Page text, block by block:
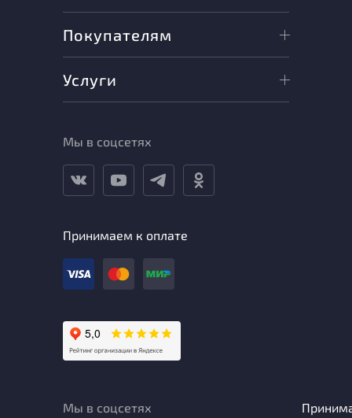
Покупателям
Услуги
Мы в соцсетях
Принимаем к оплате
Мы в соцсетях